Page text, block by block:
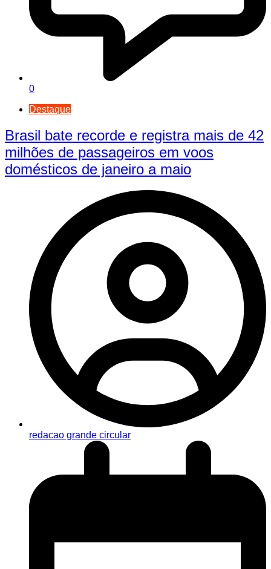
0
Destaque
Brasil bate recorde e registra mais de 42
milhões de passageiros em voos
domésticos de janeiro a maio
redacao grande circular